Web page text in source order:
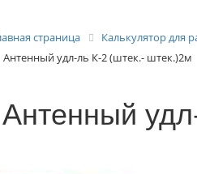
страница Калькулятор для
Антенный удл-ль К-2 (штек.- штек.)2м
Антенный